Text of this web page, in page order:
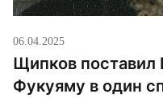
06.04.2025
Щипков поставил
Фукуяму в один